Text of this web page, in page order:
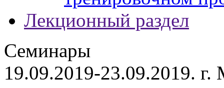
Лекционный раздел
Семинары
19.09.2019-23.09.2019. г.